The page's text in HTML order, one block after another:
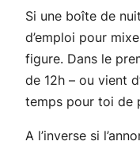
Si une boîte de
d’emploi pour
figure. Dans le
de 12h – ou vient
temps pour toi de
A l’inverse si